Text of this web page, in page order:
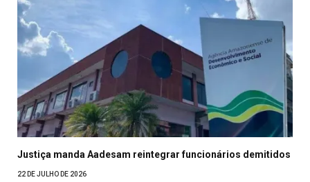
Justiça manda Aadesam reintegrar funcionários demitidos
22 DE JULHO DE 2026